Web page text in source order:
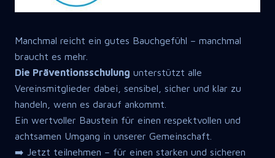
Manchmal reicht ein gutes Bauchgefühl – manchmal
braucht es mehr.
Die Präventionsschulung unterstützt alle
Vereinsmitglieder dabei, sensibel, sicher und klar zu
handeln, wenn es darauf ankommt.
Ein wertvoller Baustein für einen respektvollen und
achtsamen Umgang in unserer Gemeinschaft.
➡️ Jetzt teilnehmen – für einen starken und sicheren